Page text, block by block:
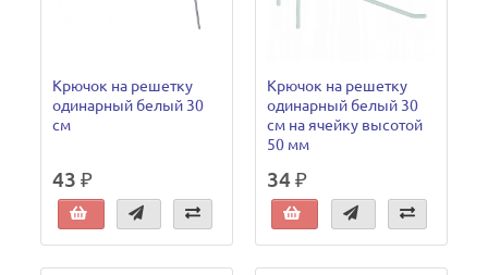
Крючок на решетку
одинарный белый 30
см
43 ₽
Крючок на решетку
одинарный белый 30
см на ячейку высотой
50 мм
34 ₽